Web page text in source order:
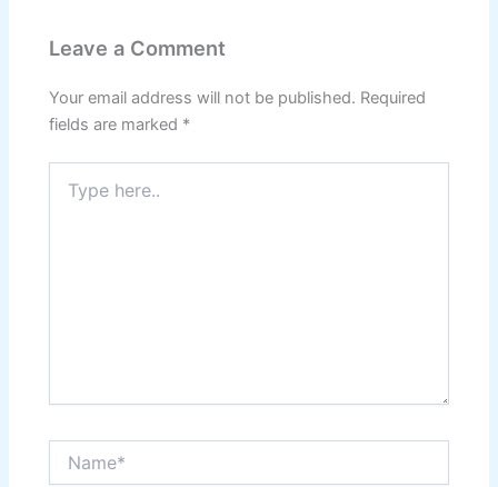
Leave a Comment
Your email address will not be published. Required
fields are marked *
here..